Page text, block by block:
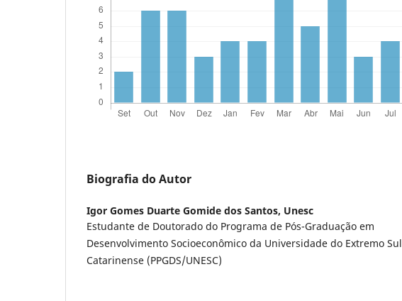
Biografia do Autor
Igor Gomes Duarte Gomide dos Santos, Unesc
Estudante de Doutorado do Programa de Pós-Graduação em
Desenvolvimento Socioeconômico da Universidade do Extremo Sul
Catarinense (PPGDS/UNESC)